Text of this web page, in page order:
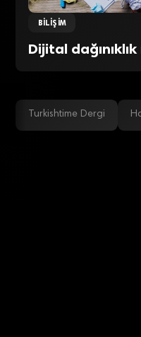
BILIŞIM
Dijital
Turkishtime Dergi